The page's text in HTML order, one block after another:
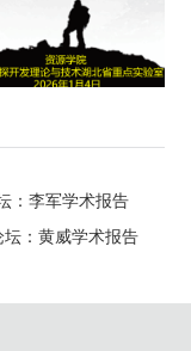
：李军学术报告
：黄威学术报告